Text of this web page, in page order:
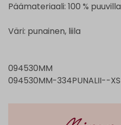
Päämateriaali: 100 % puuvilla
Väri: punainen, liila
094530MM
094530MM-334PUNALII--XS